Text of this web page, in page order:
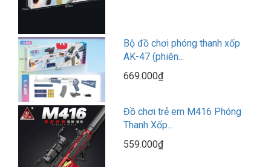
Bộ đồ chơi phóng thanh xốp
AK-47 (phiên...
669.000₫
Đồ chơi trẻ em M416 Phóng
Thanh Xốp...
559.000₫